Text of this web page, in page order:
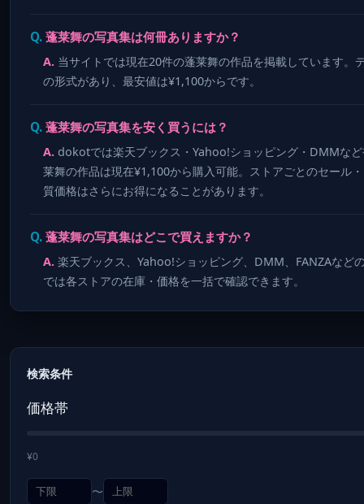
検索条件
価格帯
¥0
〜
蓬莱舞の写真集は何冊ありますか？
当サイトでは現在20件の蓬莱舞の作品を掲載しています。
の形式があり、最安値は¥1,100からです。
蓬莱舞の写真集を安く買うには？
dokotでは楽天ブックス・Yahoo!ショッピング・DMMな
莱舞の作品は現在¥1,100から購入可能。ストアごとのセール
質価格はさらにお得になることがあります。
蓬莱舞の写真集はどこで買えますか？
楽天ブックス、Yahoo!ショッピング、DMM、FANZAなど
では各ストアの在庫・価格を一括で確認できます。